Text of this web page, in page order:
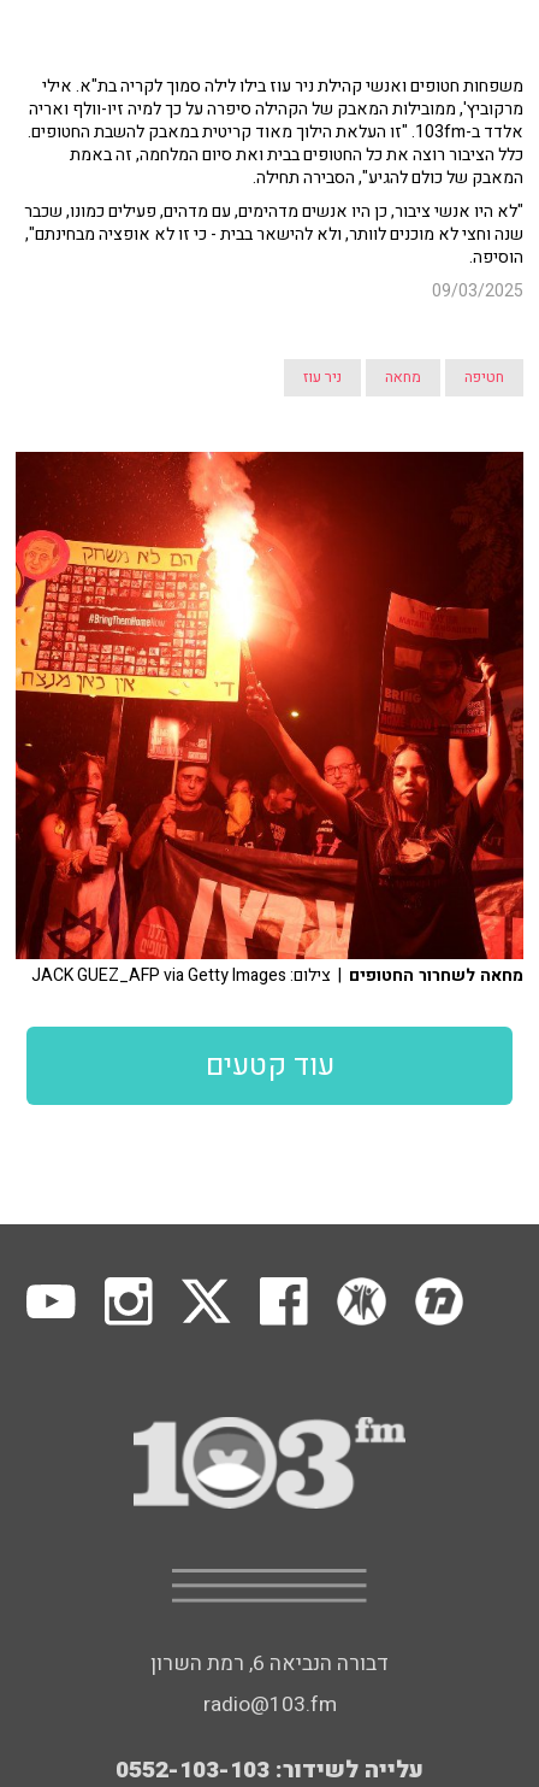
משפחות חטופים ואנשי קהילת ניר עוז בילו לילה סמוך לקריה בת"א. אילי
מרקוביץ', ממובילות המאבק של הקהילה סיפרה על כך למיה זיו-וולף ואריה
אלדד ב-103fm. "זו העלאת הילוך מאוד קריטית במאבק להשבת החטופים.
כלל הציבור רוצה את כל החטופים בבית ואת סיום המלחמה, זה באמת
המאבק של כולם להגיע", הסבירה תחילה.
"לא היו אנשי ציבור, כן היו אנשים מדהימים, עם מדהים, פעילים כמונו, שכבר
שנה וחצי לא מוכנים לוותר, ולא להישאר בבית - כי זו לא אופציה מבחינתם",
הוסיפה.
09/03/2025
חטיפה מחאה ניר עוז
מחאה לשחרור החטופים | צילום: JACK GUEZ_AFP via Getty Images
עוד קטעים
דבורה הנביאה 6, רמת השרון
radio@103.fm
עלייה לשידור: 0552-103-103